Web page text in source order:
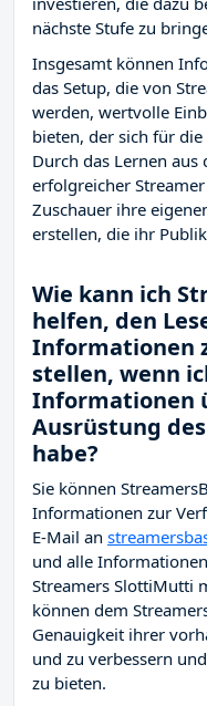
nächste Stufe zu
Insgesamt können
das Setup, die von
werden, wertvolle
bieten, der sich für
Durch das Lernen
erfolgreicher
Zuschauer ihre
erstellen, die ihr
Wie kann ich
helfen, den
Informationen
stellen, wenn
Informationen
Ausrüstung
habe?
Sie können
Informationen zur
E-Mail an
und alle
Streamers SlottiMutti
können dem
Genauigkeit ihrer
und zu verbessern
zu bieten.